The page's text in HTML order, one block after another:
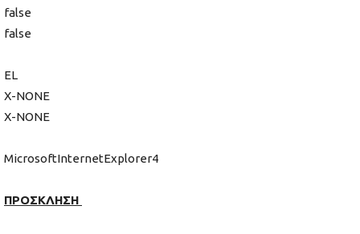
false
false
EL
X-NONE
X-NONE
MicrosoftInternetExplorer4
ΠΡΟΣΚΛΗΣΗ